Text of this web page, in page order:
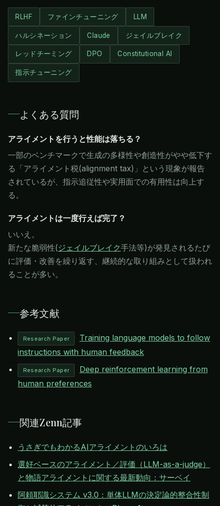
RLHF ファインチューニング LLM
ハルシネーション Claude ジェイルブレイク
レッドチーミング DPO Constitutional AI
指示チューニング
よくある質問
アライメントを行うと性能は落ちる？
一部のベンチマークで生成の多様性や創造性がやや低下す
る「アライメント税(alignment tax)」という現象が報告
されているが、指示追従性や実用面での有用性は向上す
る。
アライメントは一度行えば完了？
いいえ。
新たな脆弱性(ジェイルブレイク手法等)が発見されるたび
に評価・改善を繰り返す、継続的な取り組みとして扱われ
ることが多い。
参考文献
Research Paper
Training language models to follow
instructions with human feedback
Research Paper
Deep reinforcement learning from
human preferences
関連Zenn記事
うさぎでもわかるAIアライメントのいろは
選好ベースのアライメント／評価（LLM-as-a-judge）
と物語アライメントに関する最新動向：サーベイ
阿頼耶識システム v3.0：単体LLMの決定論的整合性制